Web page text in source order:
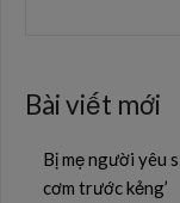
Bài viết mới
Bị mẹ người yêu
cơm trước kẻng’